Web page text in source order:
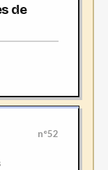
de
n°52